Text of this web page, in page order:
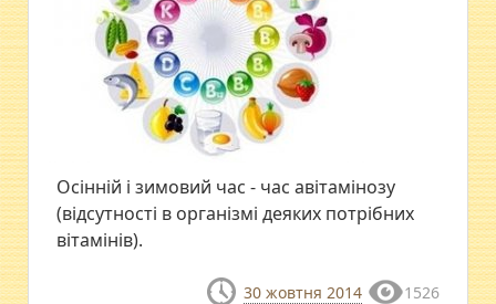
Осінній і зимовий час - час авітамінозу
(відсутності в організмі деяких потрібних
вітамінів).
30 жовтня 2014 1526